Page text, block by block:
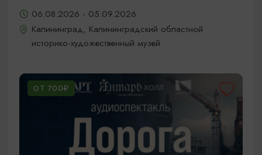
06.08.2026 - 05.09.2026
Калининград, Калининградский областной
историко-художественный музей
ОТ 700₽